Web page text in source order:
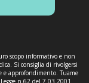
scopo informativo e non
Si consiglia di rivolgersi
approfondimento. Tuame
n.62 del 7.03.2001.